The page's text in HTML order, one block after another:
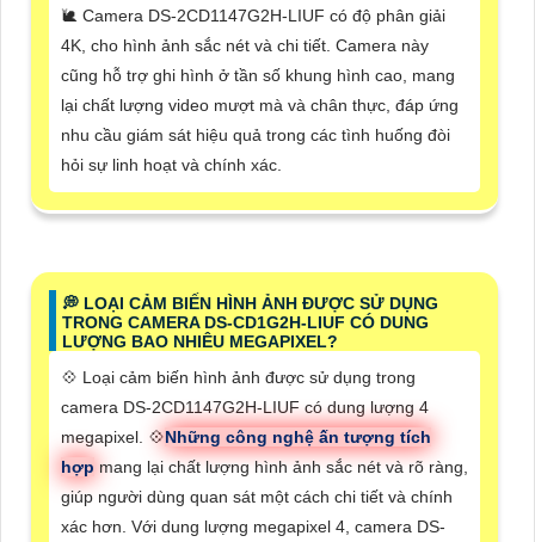
🐌 Camera DS-2CD1147G2H-LIUF có độ phân giải
4K, cho hình ảnh sắc nét và chi tiết. Camera này
cũng hỗ trợ ghi hình ở tần số khung hình cao, mang
lại chất lượng video mượt mà và chân thực, đáp ứng
nhu cầu giám sát hiệu quả trong các tình huống đòi
hỏi sự linh hoạt và chính xác.
️💭 LOẠI CẢM BIẾN HÌNH ẢNH ĐƯỢC SỬ DỤNG
TRONG CAMERA DS-CD1G2H-LIUF CÓ DUNG
LƯỢNG BAO NHIÊU MEGAPIXEL?
💠 Loại cảm biến hình ảnh được sử dụng trong
camera DS-2CD1147G2H-LIUF có dung lượng 4
megapixel. 💠Những công nghệ ấn tượng tích
hợp mang lại chất lượng hình ảnh sắc nét và rõ ràng,
giúp người dùng quan sát một cách chi tiết và chính
xác hơn. Với dung lượng megapixel 4, camera DS-